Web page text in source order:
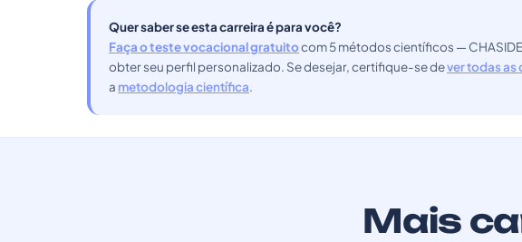
Quer saber se esta carreira é para você?
Faça o teste vocacional gratuitocom 5 métodos científicos —
obter seu perfil personalizado. Se desejar, certifique-se dever todas as
a metodologia científica.
Mais